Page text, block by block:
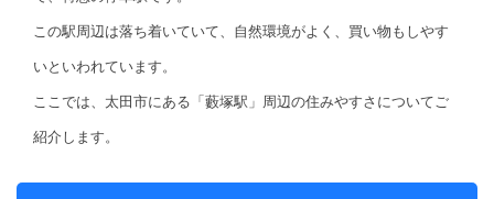
この駅周辺は落ち着いていて、自然環境がよく、買い物もしやす
いといわれています。
ここでは、太田市にある「藪塚駅」周辺の住みやすさについてご
紹介します。